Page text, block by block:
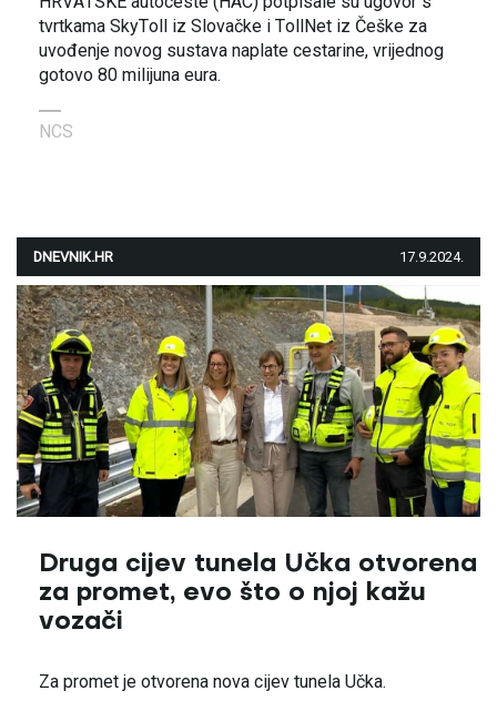
tvrtkama SkyToll iz Slovačke i TollNet iz Češke za
uvođenje novog sustava naplate cestarine, vrijednog
gotovo 80 milijuna eura.
NCS
DNEVNIK.HR 17.9.2024.
Druga cijev tunela Učka otvorena
za promet, evo što o njoj kažu
vozači
Za promet je otvorena nova cijev tunela Učka.